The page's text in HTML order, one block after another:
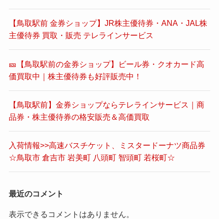
【鳥取駅前 金券ショップ】JR株主優待券・ANA・JAL株
主優待券 買取・販売 テレラインサービス
🎫【鳥取駅前の金券ショップ】ビール券・クオカード高
価買取中｜株主優待券も好評販売中！
【鳥取駅前】金券ショップならテレラインサービス｜商
品券・株主優待券の格安販売＆高価買取
入荷情報>>高速バスチケット、ミスタードーナツ商品券
☆鳥取市 倉吉市 岩美町 八頭町 智頭町 若桜町☆
最近のコメント
表示できるコメントはありません。